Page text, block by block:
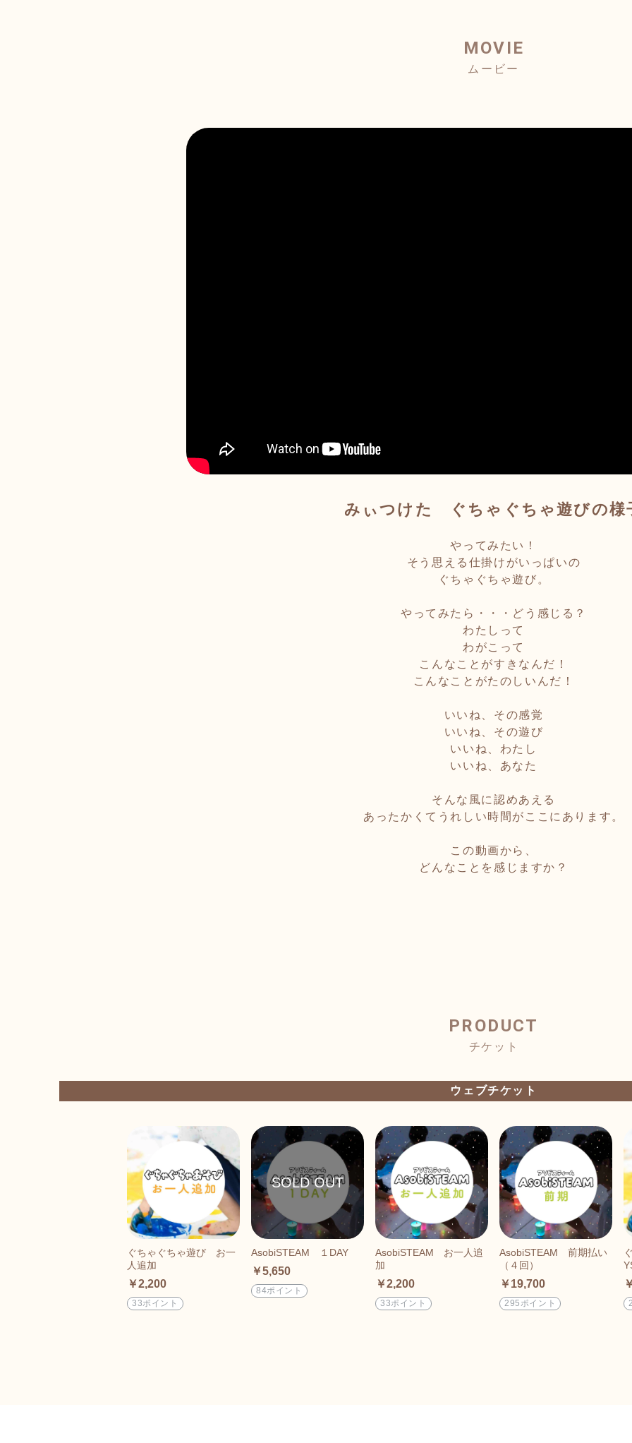
MOVIE
みぃつけた ぐちゃぐちゃ遊びの様
やってみたい！
そう思える仕掛けがいっぱいの
ぐちゃぐちゃ遊び。
やってみたら・・・どう感じる？
わたしって
わがこって
こんなことがすきなんだ！
こんなことがたのしいんだ！
いいね、その感覚
いいね、その遊び
いいね、わたし
いいね、あなた
そんな風に認めあえる
あったかくてうれしい時間がここにあります。
この動画から、
どんなことを感じますか？
PRODUCT
チケット
ウェブチケット
ぐちゃぐちゃ遊び お一
人追加
￥2,200
33ポイント
AsobiSTEAM １DAY
￥5,650
84ポイント
AsobiSTEAM お一人追
加
￥2,200
33ポイント
AsobiSTEAM 前期払い
（４回）
￥19,700
295ポイント